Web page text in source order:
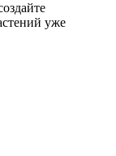
уже